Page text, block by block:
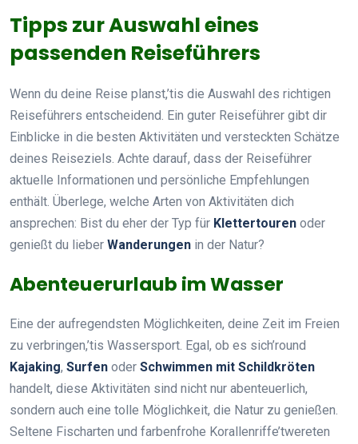
Tipps zur Auswahl eines
passenden Reiseführers
Wenn du deine Reise planst,’tis die Auswahl des richtigen
Reiseführers entscheidend. Ein guter Reiseführer gibt dir
Einblicke in die besten Aktivitäten und versteckten Schätze
deines Reiseziels. Achte darauf, dass der Reiseführer
aktuelle Informationen und persönliche Empfehlungen
enthält. Überlege, welche Arten von Aktivitäten dich
ansprechen: Bist du eher der Typ für Klettertouren oder
genießt du lieber Wanderungen in der Natur?
Abenteuerurlaub im Wasser
Eine der aufregendsten Möglichkeiten, deine Zeit im Freien
zu verbringen,’tis Wassersport. Egal, ob es sich’round
Kajaking, Surfen oder Schwimmen mit Schildkröten
handelt, diese Aktivitäten sind nicht nur abenteuerlich,
sondern auch eine tolle Möglichkeit, die Natur zu genießen.
Seltene Fischarten und farbenfrohe Korallenriffe’twereten